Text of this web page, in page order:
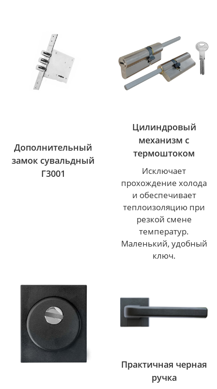
Дополнительный
замок сувальдный
Г3001
Цилиндровый
механизм с
термоштоком
Исключает
прохождение холода
и обеспечивает
теплоизоляцию при
резкой смене
температур.
Маленький, удобный
ключ.
Практичная черная
ручка